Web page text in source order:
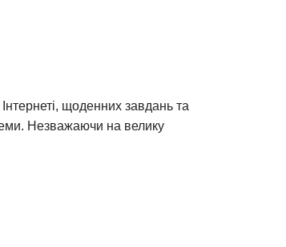
щоденних завдань та
Незважаючи на велику